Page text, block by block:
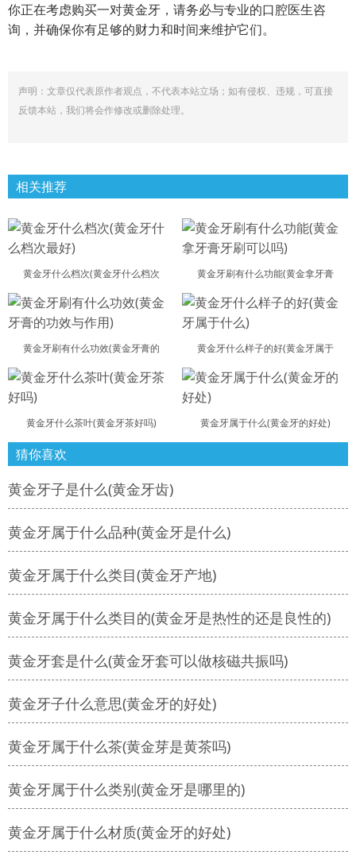
你正在考虑购买一对黄金牙，请务必与专业的口腔医生咨
询，并确保你有足够的财力和时间来维护它们。
声明：文章仅代表原作者观点，不代表本站立场；如有侵权、违规，可直接
反馈本站，我们将会作修改或删除处理。
相关推荐
黄金牙什么档次(黄金牙什么档次 黄金牙刷有什么功能(黄金拿牙膏
黄金牙刷有什么功效(黄金牙膏的 黄金牙什么样子的好(黄金牙属于
黄金牙什么茶叶(黄金牙茶好吗) 黄金牙属于什么(黄金牙的好处)
猜你喜欢
黄金牙子是什么(黄金牙齿)
黄金牙属于什么品种(黄金牙是什么)
黄金牙属于什么类目(黄金牙产地)
黄金牙属于什么类目的(黄金牙是热性的还是良性的)
黄金牙套是什么(黄金牙套可以做核磁共振吗)
黄金牙子什么意思(黄金牙的好处)
黄金牙属于什么茶(黄金芽是黄茶吗)
黄金牙属于什么类别(黄金牙是哪里的)
黄金牙属于什么材质(黄金牙的好处)